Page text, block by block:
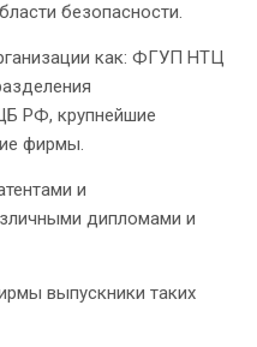
безопасности.
как: ФГУП НТЦ
РФ, крупнейшие
фирмы.
и
дипломами и
выпускники таких